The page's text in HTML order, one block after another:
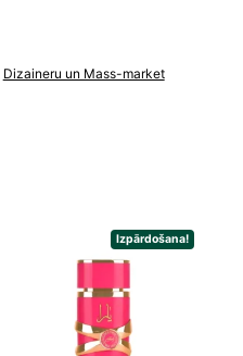
Dizaineru un Mass-market
Izpārdošana!